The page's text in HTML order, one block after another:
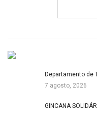
Departamento de
7 agosto, 2026
GINCANA